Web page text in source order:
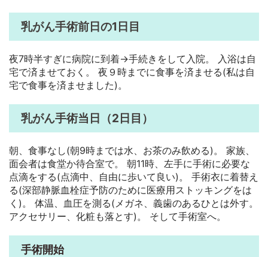
乳がん手術前日の1日目
夜7時半すぎに病院に到着→手続きをして入院。 入浴は自
宅で済ませておく。 夜９時までに食事を済ませる(私は自
宅で食事を済ませました)。
乳がん手術当日（2日目）
朝、食事なし(朝9時までは水、お茶のみ飲める)。 家族、
面会者は食堂か待合室で。 朝11時、左手に手術に必要な
点滴をする(点滴中、自由に歩いて良い)。 手術衣に着替え
る(深部静脈血栓症予防のために医療用ストッキングをは
く)。 体温、血圧を測る(メガネ、義歯のあるひとは外す。
アクセサリー、化粧も落とす)。 そして手術室へ。
手術開始